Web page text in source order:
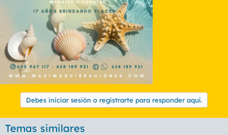
Debes iniciar sesión o registrarte para responder aquí.
Temas similares